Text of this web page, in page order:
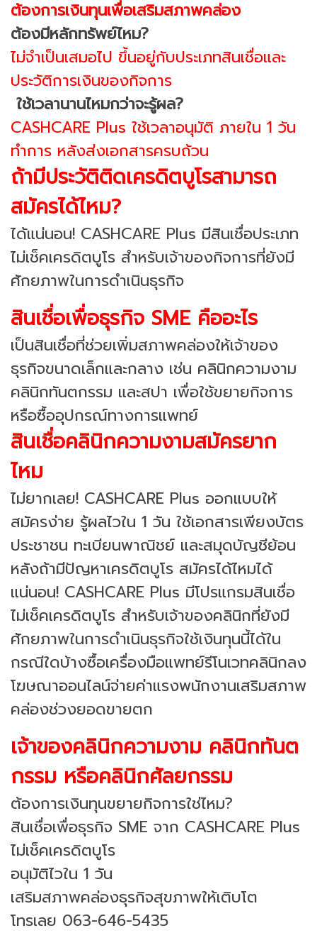
ต้องการเงินทุนเพื่อเสริมสภาพคล่อง
ต้องมีหลักทรัพย์ไหม?
ไม่จำเป็นเสมอไป ขึ้นอยู่กับประเภทสินเชื่อและ
ประวัติการเงินของกิจการ
ใช้เวลานานไหมกว่าจะรู้ผล?
CASHCARE Plus ใช้เวลาอนุมัติ ภายใน 1 วัน
ทำการ หลังส่งเอกสารครบถ้วน
ถ้ามีประวัติติดเครดิตบูโรสามารถ
สมัครได้ไหม?
ได้แน่นอน! CASHCARE Plus มีสินเชื่อประเภท
ไม่เช็คเครดิตบูโร สำหรับเจ้าของกิจการที่ยังมี
ศักยภาพในการดำเนินธุรกิจ
สินเชื่อเพื่อธุรกิจ SME คืออะไร
เป็นสินเชื่อที่ช่วยเพิ่มสภาพคล่องให้เจ้าของ
ธุรกิจขนาดเล็กและกลาง เช่น คลินิกความงาม
คลินิกทันตกรรม และสปา เพื่อใช้ขยายกิจการ
หรือซื้ออุปกรณ์ทางการแพทย์
สินเชื่อคลินิกความงามสมัครยาก
ไหม
ไม่ยากเลย! CASHCARE Plus ออกแบบให้
สมัครง่าย รู้ผลไวใน 1 วัน ใช้เอกสารเพียงบัตร
ประชาชน ทะเบียนพาณิชย์ และสมุดบัญชีย้อน
หลังถ้ามีปัญหาเครดิตบูโร สมัครได้ไหมได้
แน่นอน! CASHCARE Plus มีโปรแกรมสินเชื่อ
ไม่เช็คเครดิตบูโร สำหรับเจ้าของคลินิกที่ยังมี
ศักยภาพในการดำเนินธุรกิจใช้เงินทุนนี้ได้ใน
กรณีใดบ้างซื้อเครื่องมือแพทย์รีโนเวทคลินิกลง
โฆษณาออนไลน์จ่ายค่าแรงพนักงานเสริมสภาพ
คล่องช่วงยอดขายตก
เจ้าของคลินิกความงาม คลินิกทันต
กรรม หรือคลินิกศัลยกรรม
ต้องการเงินทุนขยายกิจการใช่ไหม?
สินเชื่อเพื่อธุรกิจ SME จาก CASHCARE Plus
ไม่เช็คเครดิตบูโร
อนุมัติไวใน 1 วัน
เสริมสภาพคล่องธุรกิจสุขภาพให้เติบโต
โทรเลย 063-646-5435